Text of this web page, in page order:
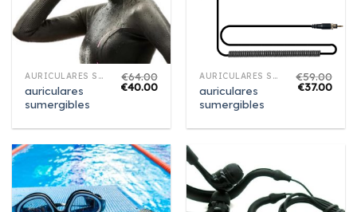
AURICULARES SUMERGIBLES
auriculares
sumergibles
€64.00
€40.00
AURICULARES SUMERGIBLES
auriculares
sumergibles
€59.00
€37.00